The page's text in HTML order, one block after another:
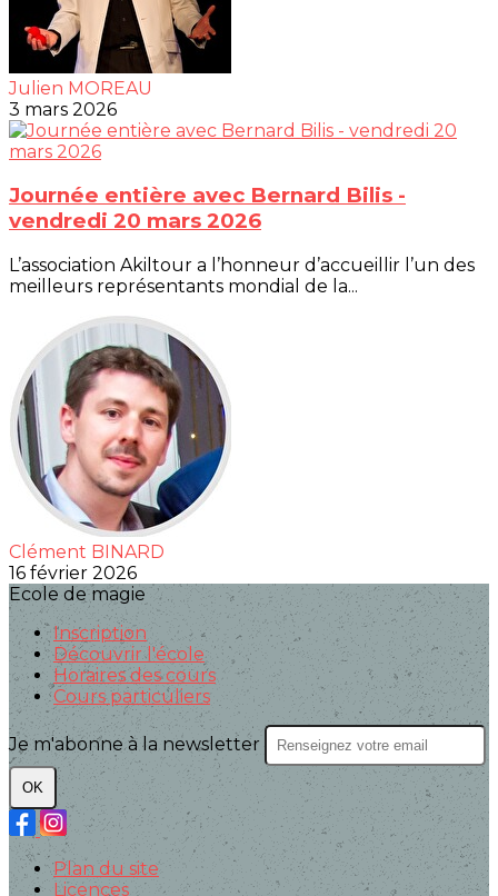
Julien MOREAU
3 mars 2026
Journée entière avec Bernard Bilis -
vendredi 20 mars 2026
L’association Akiltour a l’honneur d’accueillir l’un des
meilleurs représentants mondial de la...
Clément BINARD
16 février 2026
Ecole de magie
Inscription
Découvrir l'école
Horaires des cours
Cours particuliers
Je m'abonne à la newsletter
OK
Plan du site
Licences